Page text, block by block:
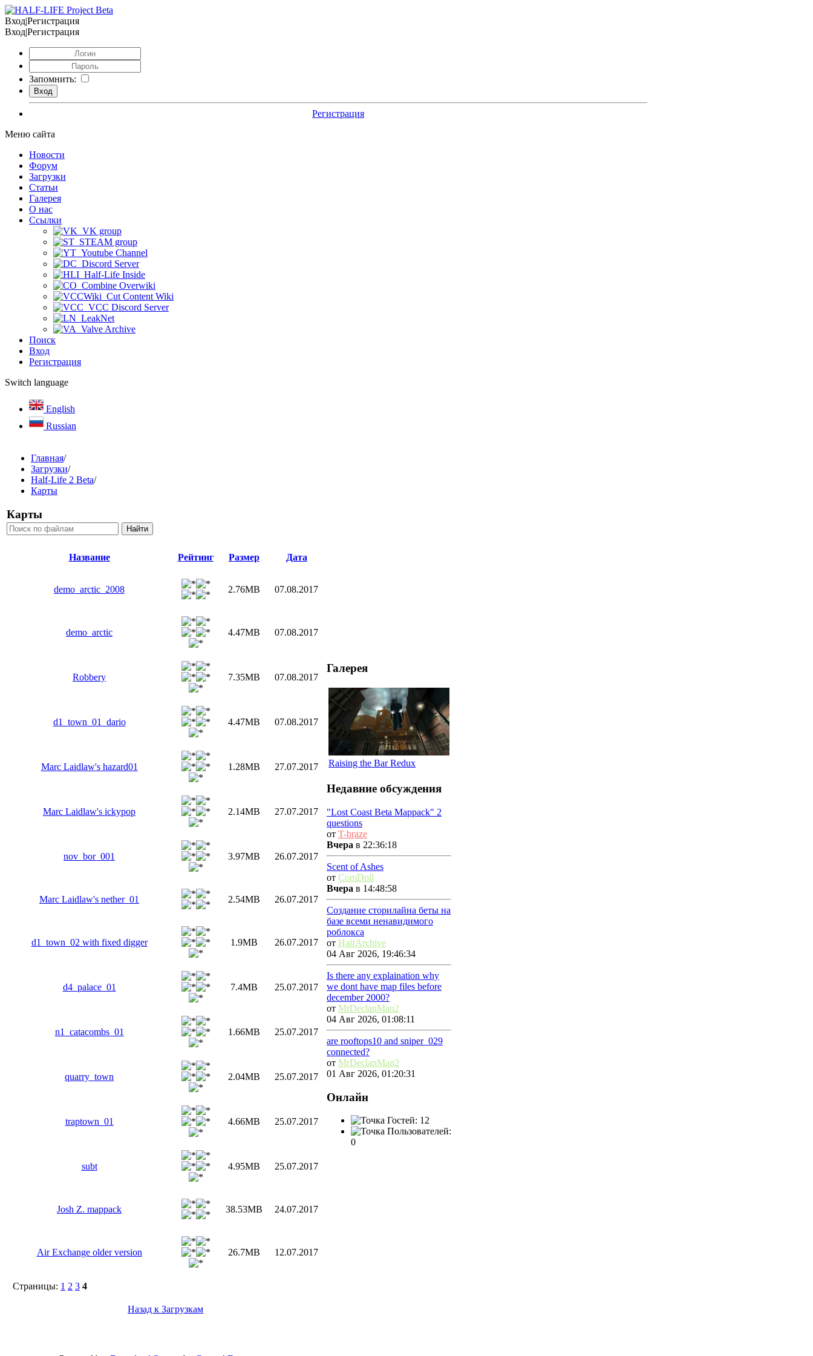
Вход|Регистрация
Вход|Регистрация
Запомнить:
Регистрация
Меню сайта
Новости
Форум
Загрузки
Статьи
Галерея
О нас
Ссылки
VK group
STEAM group
Youtube Channel
Discord Server
Half-Life Inside
Combine Overwiki
Cut Content Wiki
VCC Discord Server
LeakNet
Valve Archive
Поиск
Вход
Регистрация
Switch language
English
Russian
Главная/
Загрузки/
Half-Life 2 Beta/
Карты
Карты
Название Рейтинг Размер Дата
demo_arctic_2008 2.76MB 07.08.2017
demo_arctic 4.47MB 07.08.2017
Robbery 7.35MB 07.08.2017
d1_town_01_dario 4.47MB 07.08.2017
Marc Laidlaw's hazard01 1.28MB 27.07.2017
Marc Laidlaw's ickypop 2.14MB 27.07.2017
nov_bor_001 3.97MB 26.07.2017
Marc Laidlaw's nether_01 2.54MB 26.07.2017
d1_town_02 with fixed digger 1.9MB 26.07.2017
d4_palace_01 7.4MB 25.07.2017
n1_catacombs_01 1.66MB 25.07.2017
quarry_town 2.04MB 25.07.2017
traptown_01 4.66MB 25.07.2017
subt 4.95MB 25.07.2017
Josh Z. mappack 38.53MB 24.07.2017
Air Exchange older version 26.7MB 12.07.2017
Страницы: 1 2 3 4
Назад к Загрузкам
Галерея
Raising the Bar Redux
Недавние обсуждения
"Lost Coast Beta Mappack" 2
questions
от T-braze
Вчера в 22:36:18
Scent of Ashes
от ComDoll
Вчера в 14:48:58
Создание сторилайна беты на
базе всеми ненавидимого
роблокса
от HalfArchive
04 Авг 2026, 19:46:34
Is there any explaination why
we dont have map files before
december 2000?
от MrDeclanMan2
04 Авг 2026, 01:08:11
are rooftops10 and sniper_029
connected?
от MrDeclanMan2
01 Авг 2026, 01:20:31
Онлайн
Гостей: 12
Пользователей:
0